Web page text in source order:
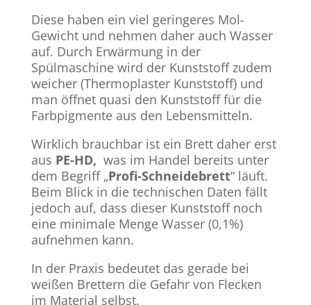
Diese haben ein viel geringeres Mol-
Gewicht und nehmen daher auch Wasser
auf. Durch Erwärmung in der
Spülmaschine wird der Kunststoff zudem
weicher (Thermoplaster Kunststoff) und
man öffnet quasi den Kunststoff für die
Farbpigmente aus den Lebensmitteln.
Wirklich brauchbar ist ein Brett daher erst
aus PE-HD, was im Handel bereits unter
dem Begriff „Profi-Schneidebrett“ läuft.
Beim Blick in die technischen Daten fällt
jedoch auf, dass dieser Kunststoff noch
eine minimale Menge Wasser (0,1%)
aufnehmen kann.
In der Praxis bedeutet das gerade bei
weißen Brettern die Gefahr von Flecken
im Material selbst.